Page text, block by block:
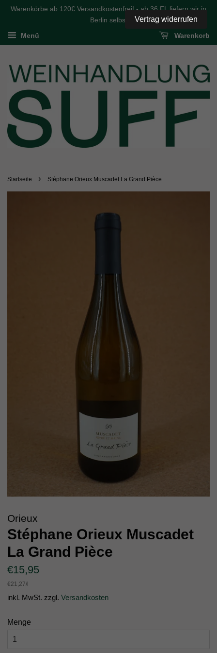
Warenkörbe ab 120€ Versandkostenfrei! - ab 36 FL liefern wir in
Berlin selbst
Menü Warenkorb
Startseite › Stéphane Orieux Muscadet La Grand Pièce
Orieux
Stéphane Orieux Muscadet
La Grand Pièce
Normaler
Preis
€15,95
Einzelpreis
€21,27/
inkl. MwSt. zzgl. Versandkosten
Menge
Vertrag widerrufen